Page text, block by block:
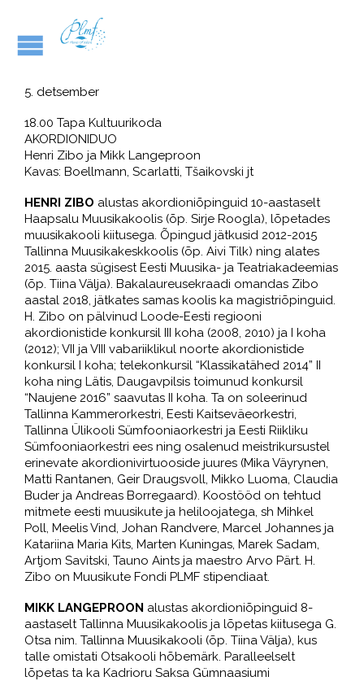
5. detsember
18.00 Tapa Kultuurikoda
AKORDIONIDUO
Henri Zibo ja Mikk Langeproon
Kavas: Boellmann, Scarlatti, Tšaikovski jt
HENRI ZIBO alustas akordioniõpinguid 10-aastaselt
Haapsalu Muusikakoolis (õp. Sirje Roogla), lõpetades
muusikakooli kiitusega. Õpingud jätkusid 2012-2015
Tallinna Muusikakeskkoolis (õp. Aivi Tilk) ning alates
2015. aasta sügisest Eesti Muusika- ja Teatriakadeemias
(õp. Tiina Välja). Bakalaureusekraadi omandas Zibo
aastal 2018, jätkates samas koolis ka magistriõpinguid.
H. Zibo on pälvinud Loode-Eesti regiooni
akordionistide konkursil III koha (2008, 2010) ja I koha
(2012); VII ja VIII vabariiklikul noorte akordionistide
konkursil I koha; telekonkursil “Klassikatähed 2014” II
koha ning Lätis, Daugavpilsis toimunud konkursil
“Naujene 2016” saavutas II koha. Ta on soleerinud
Tallinna Kammerorkestri, Eesti Kaitseväeorkestri,
Tallinna Ülikooli Sümfooniaorkestri ja Eesti Riikliku
Sümfooniaorkestri ees ning osalenud meistrikursustel
erinevate akordionivirtuooside juures (Mika Väyrynen,
Matti Rantanen, Geir Draugsvoll, Mikko Luoma, Claudia
Buder ja Andreas Borregaard). Koostööd on tehtud
mitmete eesti muusikute ja heliloojatega, sh Mihkel
Poll, Meelis Vind, Johan Randvere, Marcel Johannes ja
Katariina Maria Kits, Marten Kuningas, Marek Sadam,
Artjom Savitski, Tauno Aints ja maestro Arvo Pärt. H.
Zibo on Muusikute Fondi PLMF stipendiaat.
MIKK LANGEPROON alustas akordioniõpinguid 8-
aastaselt Tallinna Muusikakoolis ja lõpetas kiitusega G.
Otsa nim. Tallinna Muusikakooli (õp. Tiina Välja), kus
talle omistati Otsakooli hõbemärk. Paralleelselt
lõpetas ta ka Kadrioru Saksa Gümnaasiumi